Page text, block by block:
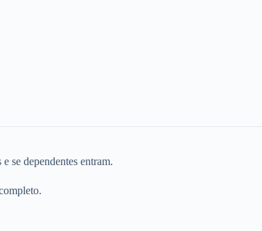
se dependentes entram.